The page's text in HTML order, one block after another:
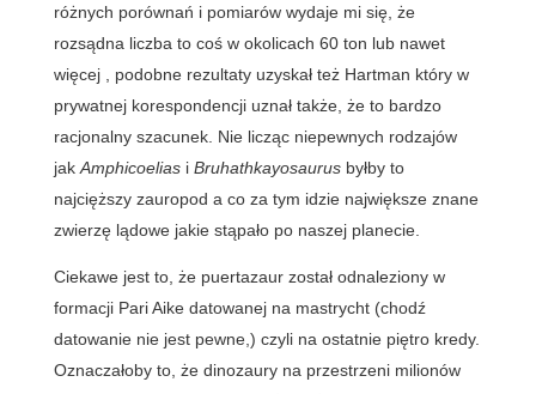
różnych porównań i pomiarów wydaje mi się, że
rozsądna liczba to coś w okolicach 60 ton lub nawet
więcej , podobne rezultaty uzyskał też Hartman który w
prywatnej korespondencji uznał także, że to bardzo
racjonalny szacunek. Nie licząc niepewnych rodzajów
jak Amphicoeliasi Bruhathkayosaurus byłby to
najcięższy zauropod a co za tym idzie największe znane
zwierzę lądowe jakie stąpało po naszej planecie.
Ciekawe jest to, że puertazaur został odnaleziony w
formacji Pari Aike datowanej na mastrycht (chodź
datowanie nie jest pewne,) czyli na ostatnie piętro kredy.
Oznaczałoby to, że dinozaury na przestrzeni milionów